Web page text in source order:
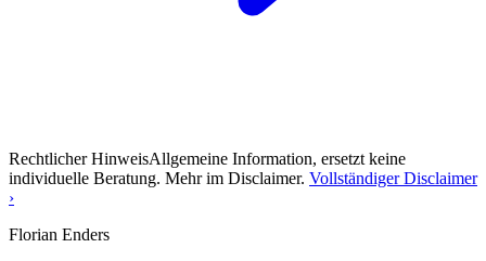
Rechtlicher HinweisAllgemeine Information, ersetzt keine
individuelle Beratung. Mehr im Disclaimer. Vollständiger Disclaimer
›
Florian Enders